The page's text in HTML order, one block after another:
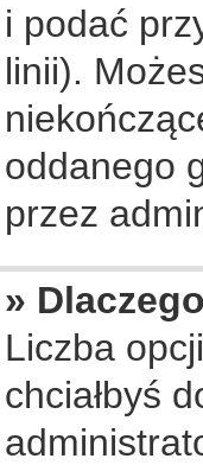
i podać
linii).
oddanego
przez
»
Liczba
chciałbyś